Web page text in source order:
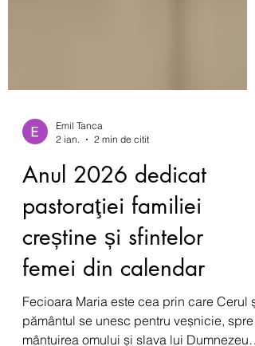
Emil Tanca
2 ian.
2 min de citit
Anul 2026 dedicat
pastoraţiei familiei
creștine și sfintelor
femei din calendar
Fecioara Maria este cea prin care Cerul și